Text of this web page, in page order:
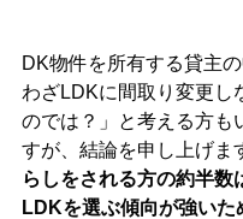
DK物件を所有する貸主
わざLDKに間取り変更し
のでは？」と考える方も
すが、結論を申し上げま
らしをされる方の約半数
LDKを選ぶ傾向が強いた